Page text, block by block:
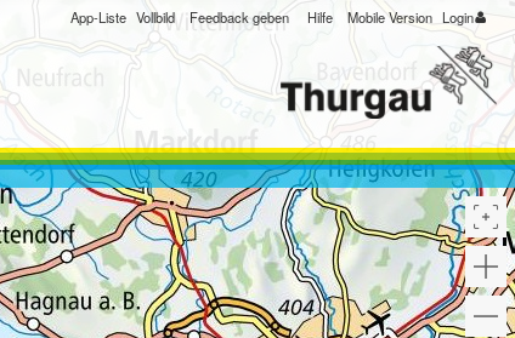
App-Liste Vollbild Feedback geben Hilfe Mobile Version Login